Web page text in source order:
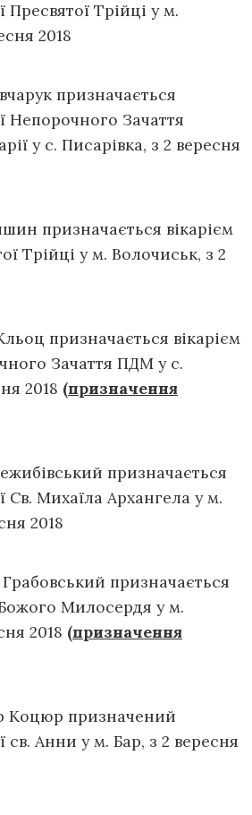
Пресвятої Трійці у м.
2018
призначається
Непорочного Зачаття
у с. Писарівка, з 2 вересня
призначається вікарієм
Трійці у м. Волочиськ, з 2
призначається вікарієм
Зачаття ПДМ у с.
2018 (призначення
призначається
Св. Михаїла Архангела у м.
2018
призначається
Божого Милосердя у м.
2018 (призначення
Коцюр призначений
св. Анни у м. Бар, з 2 вересня